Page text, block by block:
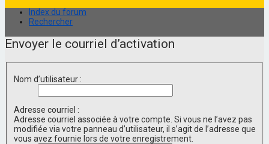
Index du forum
Rechercher
Envoyer le courriel d’activation
Nom d’utilisateur :
Adresse courriel :
Adresse courriel associée à votre compte. Si vous ne l’avez pas
modifiée via votre panneau d’utilisateur, il s’agit de l’adresse que
vous avez fournie lors de votre enregistrement.